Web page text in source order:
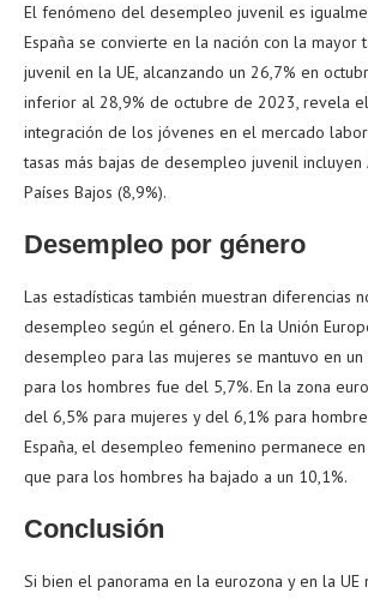
El fenómeno del desempleo juvenil es
España se convierte en la nación con la mayor
juvenil en la UE, alcanzando un 26,7% en
inferior al 28,9% de octubre de 2023, revela
integración de los jóvenes en el mercado
tasas más bajas de desempleo juvenil incluyen
Países Bajos (8,9%).
Desempleo por género
Las estadísticas también muestran diferencias
desempleo según el género. En la Unión
desempleo para las mujeres se mantuvo en un
para los hombres fue del 5,7%. En la zona
del 6,5% para mujeres y del 6,1% para
España, el desempleo femenino permanece
que para los hombres ha bajado a un 10,1%.
Conclusión
Si bien el panorama en la eurozona y en la UE